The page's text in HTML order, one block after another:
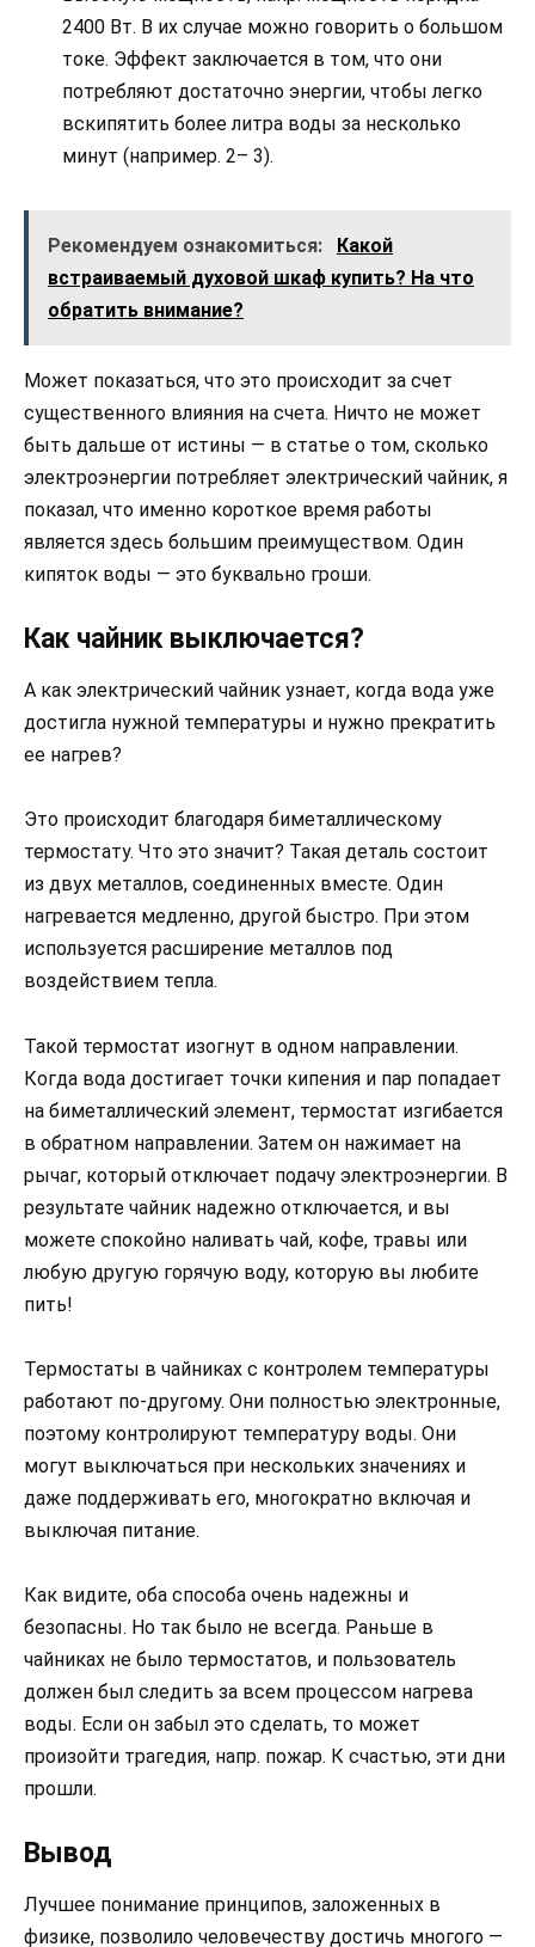
2400 Вт. В их случае можно говорить о большом
токе. Эффект заключается в том, что они
потребляют достаточно энергии, чтобы легко
вскипятить более литра воды за несколько
минут (например. 2– 3).
Рекомендуем ознакомиться:
Какой
встраиваемый духовой шкаф купить? На что
обратить внимание?
Может показаться, что это происходит за счет
существенного влияния на счета. Ничто не может
быть дальше от истины — в статье о том, сколько
электроэнергии потребляет электрический чайник, я
показал, что именно короткое время работы
является здесь большим преимуществом. Один
кипяток воды — это буквально гроши.
Как чайник выключается?
А как электрический чайник узнает, когда вода уже
достигла нужной температуры и нужно прекратить
ее нагрев?
Это происходит благодаря биметаллическому
термостату. Что это значит? Такая деталь состоит
из двух металлов, соединенных вместе. Один
нагревается медленно, другой быстро. При этом
используется расширение металлов под
воздействием тепла.
Такой термостат изогнут в одном направлении.
Когда вода достигает точки кипения и пар попадает
на биметаллический элемент, термостат изгибается
в обратном направлении. Затем он нажимает на
рычаг, который отключает подачу электроэнергии. В
результате чайник надежно отключается, и вы
можете спокойно наливать чай, кофе, травы или
любую другую горячую воду, которую вы любите
пить!
Термостаты в чайниках с контролем температуры
работают по-другому. Они полностью электронные,
поэтому контролируют температуру воды. Они
могут выключаться при нескольких значениях и
даже поддерживать его, многократно включая и
выключая питание.
Как видите, оба способа очень надежны и
безопасны. Но так было не всегда. Раньше в
чайниках не было термостатов, и пользователь
должен был следить за всем процессом нагрева
воды. Если он забыл это сделать, то может
произойти трагедия, напр. пожар. К счастью, эти дни
прошли.
Вывод
Лучшее понимание принципов, заложенных в
физике, позволило человечеству достичь многого —